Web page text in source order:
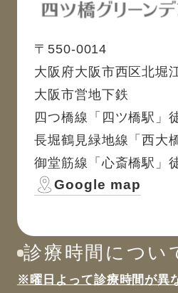
〒550-0014
大阪府大阪市西区北堀
大阪市営地下鉄
四つ橋線「四ツ橋駅」
長堀鶴見緑地線「西大
御堂筋線「心斎橋駅」
Google map
診療時間につい
※曜日よって診療時間が異